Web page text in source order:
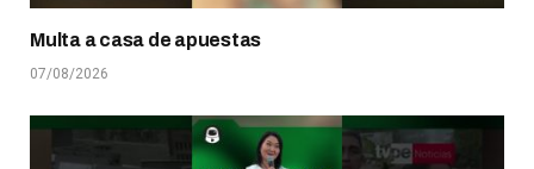
Multa a casa de apuestas
07/08/2026